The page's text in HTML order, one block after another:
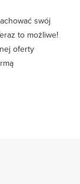
swój
to możliwe!
oferty